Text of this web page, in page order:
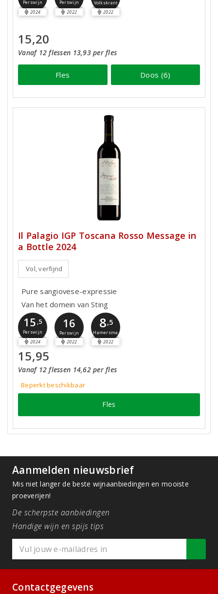
Perswijn
2024
Perswijn
2022
Volkskrant
2022
15,20
Vanaf 12 flessen 13,93 per fles
Fles Doos (6)
Il Palagio IGP Toscana Rosso Message in
a Bottle 2024
Vol, verfijnd
Pure sangiovese-expressie
Van het domein van Sting
15 ,5
Perswijn
2024
16
Perswijn
2022
8,5
Hamersma
2022
15,95
Vanaf 12 flessen 14,62 per fles
Beperkt beschikbaar
Fles
Aanmelden nieuwsbrief
Mis niet langer de beste wijnaanbiedingen en mooiste
proeverijen!
De scherpste aanbiedingen
Handige wijn en spijs tips
Contactgegevens